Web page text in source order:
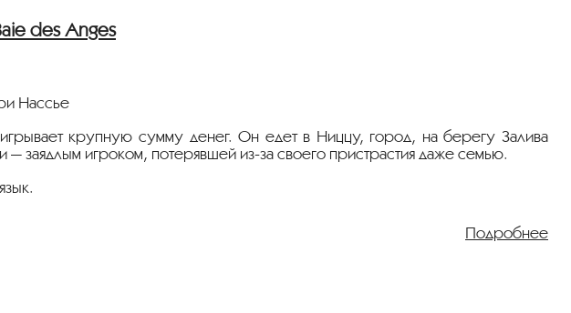
des Anges
Нассье
крупную сумму денег. Он едет в Ниццу, город, на берегу Залива
— заядлым игроком, потерявшей из-за своего пристрастия даже семью.
Подробнее